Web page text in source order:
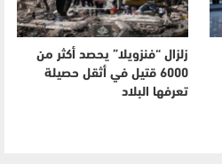
زلزال “فنزويلا” يحصد أكثر من
6000 قتيل في أثقل حصيلة
تعرفها البلاد